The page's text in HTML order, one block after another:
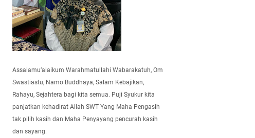
Assalamu’alaikum Warahmatullahi Wabarakatuh, Om
Swastiastu, Namo Buddhaya, Salam Kebajikan,
Rahayu, Sejahtera bagi kita semua. Puji Syukur kita
panjatkan kehadirat Allah SWT Yang Maha Pengasih
tak pilih kasih dan Maha Penyayang pencurah kasih
dan sayang.